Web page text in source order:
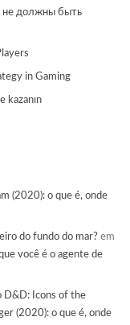
не должны быть
in Gaming
kazanın
(2020): o que é, onde
do fundo do mar? em
você é o agente de
D&D: Icons of the
(2020): o que é, onde